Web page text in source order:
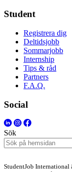
Student
Registrera dig
Deltidsjobb
Sommarjobb
Internship
Tips & råd
Partners
F.A.Q.
Social
Sök
StudentJob